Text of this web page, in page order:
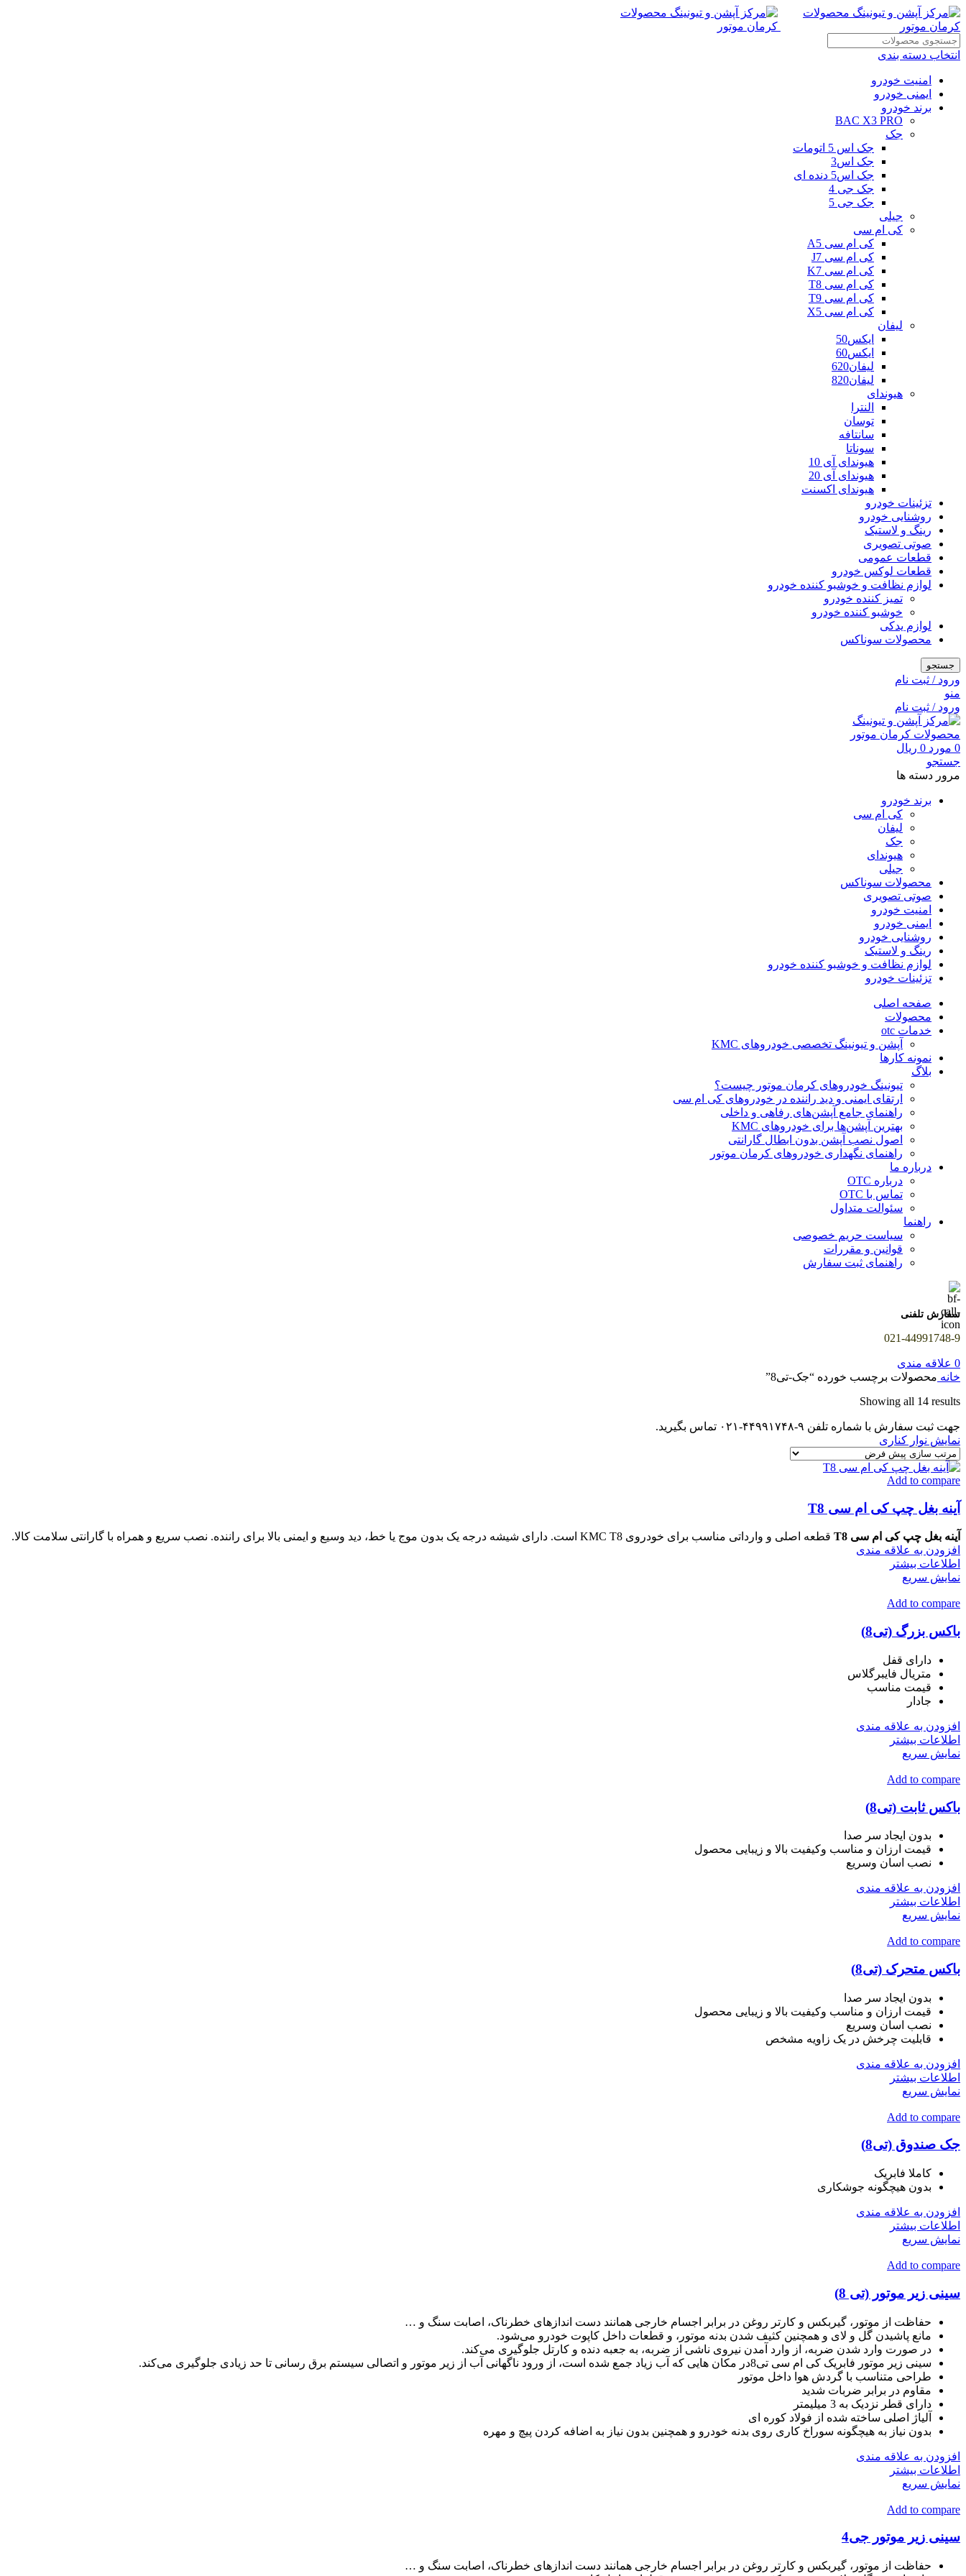
انتخاب دسته بندی
امنیت خودرو
ایمنی خودرو
برند خودرو
BAC X3 PRO
جک
جک اس 5 اتومات
جک اس3
جک اس5 دنده ای
جک جی 4
جک جی 5
جیلی
کی ام سی
کی ام سی A5
کی ام سی J7
کی ام سی K7
کی ام سی T8
کی ام سی T9
کی ام سی X5
لیفان
ایکس50
ایکس60
لیفان620
لیفان820
هیوندای
النترا
توسان
سانتافه
سوناتا
هیوندای آی 10
هیوندای آی 20
هیوندای اکسنت
تزئینات خودرو
روشنایی خودرو
رینگ و لاستیک
صوتی تصویری
قطعات عمومی
قطعات لوکس خودرو
لوازم نظافت و خوشبو کننده خودرو
تمیز کننده خودرو
خوشبو کننده خودرو
لوازم یدکی
محصولات سوناکس
جستجو
ورود / ثبت نام
منو
ورود / ثبت نام
0 مورد 0 ریال
جستجو
مرور دسته ها
برند خودرو
کی ام سی
لیفان
جک
هیوندای
جیلی
محصولات سوناکس
صوتی تصویری
امنیت خودرو
ایمنی خودرو
روشنایی خودرو
رینگ و لاستیک
لوازم نظافت و خوشبو کننده خودرو
تزئینات خودرو
صفحه اصلی
محصولات
خدمات otc
آپشن و تیونینگ تخصصی خودروهای KMC
نمونه کارها
بلاگ
تیونینگ خودروهای کرمان موتور چیست؟
ارتقای ایمنی و دید راننده در خودروهای کی ام سی
راهنمای جامع آپشن‌های رفاهی و داخلی
بهترین آپشن‌ها برای خودروهای KMC
اصول نصب آپشن بدون ابطال گارانتی
راهنمای نگهداری خودروهای کرمان موتور
درباره ما
درباره OTC
تماس با OTC
سئوالت متداول
راهنما
سیاست حریم خصوصی
قوانین و مقررات
راهنمای ثبت سفارش
سفارش تلفنی
021-44991748-9
0 علاقه مندی
خانه محصولات برچسب خورده “جک-تی8”
Showing all 14 results
جهت ثبت سفارش با شماره تلفن ۹-۴۴۹۹۱۷۴۸-۰۲۱ تماس بگیرید.
نمایش نوار کناری
Add to compare
آینه بغل چپ کی ام سی T8
آینه بغل چپ کی ام سی T8
قطعه اصلی و وارداتی مناسب برای خودروی KMC T8 است. دارای شیشه درجه یک بدون موج یا خط، دید وسیع و ایمنی بالا برای راننده. نصب سریع و همراه با گارانتی سلامت کالا.
افزودن به علاقه مندی
اطلاعات بیشتر
نمایش سریع
Add to compare
باکس بزرگ (تی8)
دارای قفل
متریال فایبرگلاس
قیمت مناسب
جادار
افزودن به علاقه مندی
اطلاعات بیشتر
نمایش سریع
Add to compare
باکس ثابت (تی8)
بدون ایجاد سر صدا
قیمت ارزان و مناسب وکیفیت بالا و زیبایی محصول
نصب اسان وسریع
افزودن به علاقه مندی
اطلاعات بیشتر
نمایش سریع
Add to compare
باکس متحرک (تی8)
بدون ایجاد سر صدا
قیمت ارزان و مناسب وکیفیت بالا و زیبایی محصول
نصب اسان وسریع
قابلیت چرخش در یک زاویه مشخص
افزودن به علاقه مندی
اطلاعات بیشتر
نمایش سریع
Add to compare
جک صندوق (تی8)
کاملا فابریک
بدون هیچگونه جوشکاری
افزودن به علاقه مندی
اطلاعات بیشتر
نمایش سریع
Add to compare
سینی زیر موتور (تی 8)
حفاظت از موتور، گیربکس و کارتر روغن در برابر اجسام خارجی همانند دست اندازهای خطرناک، اصابت سنگ و …
مانع پاشیدن گل و لای و همچنین کثیف شدن بدنه موتور، و قطعات داخل کاپوت خودرو می‌شود.
در صورت وارد شدن ضربه، از وارد آمدن نیروی ناشی از ضربه، به جعبه دنده و کارتل جلوگیری می‌کند.
سینی زیر موتور فابریک کی ام سی تی8در مکان هایی که آب زیاد جمع شده است، از ورود ناگهانی آب از زیر موتور و اتصالی سیستم برق رسانی تا حد زیادی جلوگیری می‌کند.
طراحی متناسب با گردش هوا داخل موتور
مقاوم در برابر ضربات شدید
دارای قطر نزدیک به 3 میلیمتر
آلیاژ اصلی ساخته شده از فولاد کوره ای
بدون نیاز به هیچگونه سوراخ کاری روی بدنه خودرو و همچنین بدون نیاز به اضافه کردن پیچ و مهره
افزودن به علاقه مندی
اطلاعات بیشتر
نمایش سریع
Add to compare
سینی زیر موتور جی4
حفاظت از موتور، گیربکس و کارتر روغن در برابر اجسام خارجی همانند دست اندازهای خطرناک، اصابت سنگ و …